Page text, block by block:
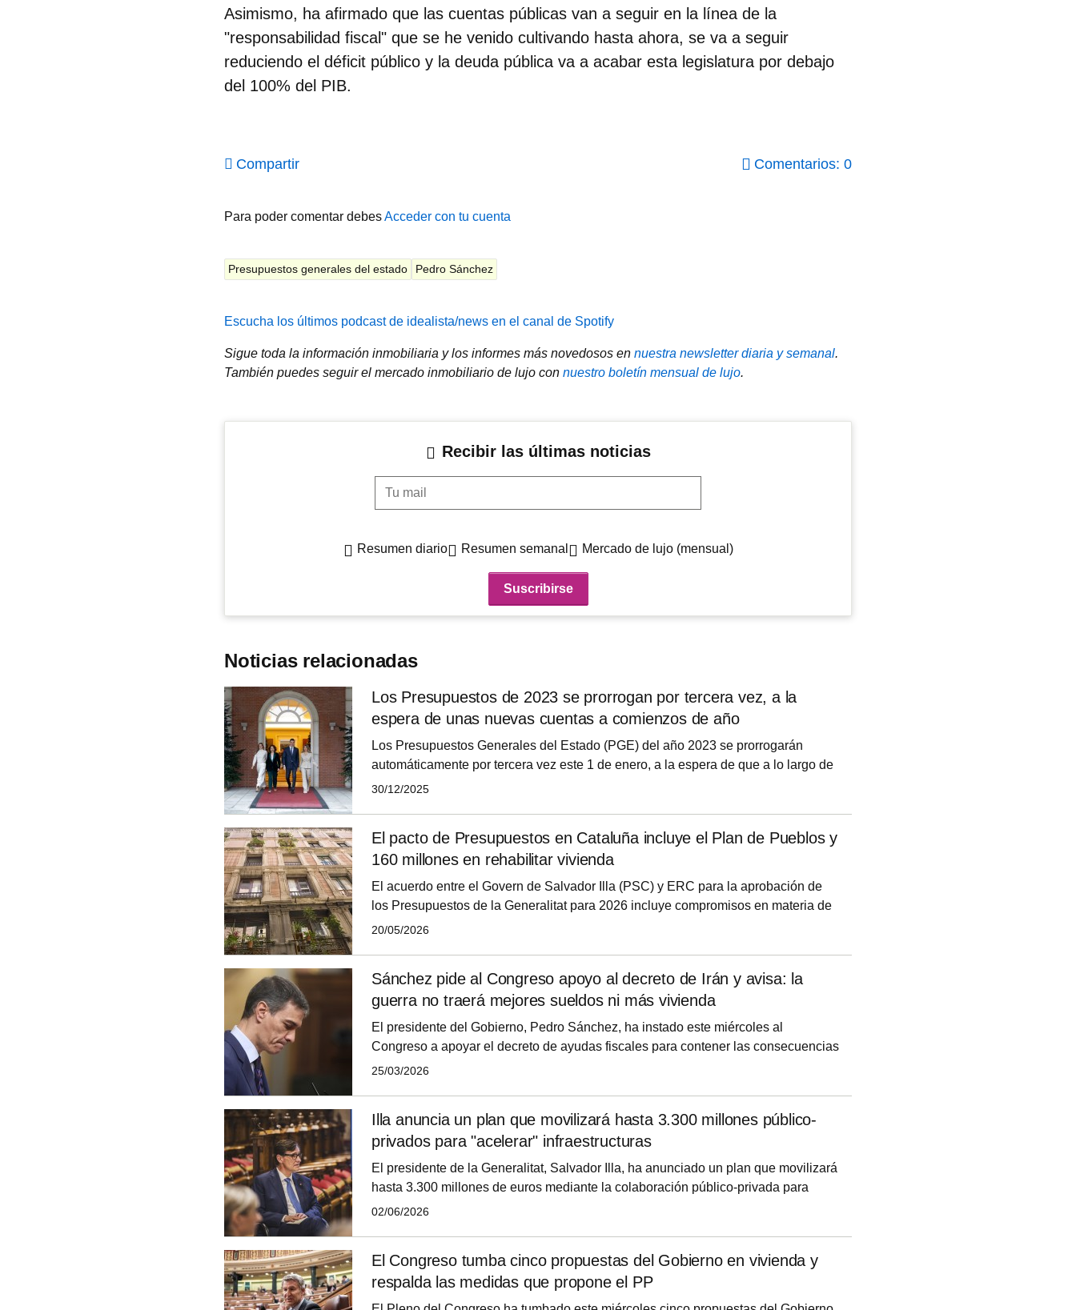
Asimismo, ha afirmado que las cuentas públicas van a seguir en la línea de la
"responsabilidad fiscal" que se he venido cultivando hasta ahora, se va a seguir
reduciendo el déficit público y la deuda pública va a acabar esta legislatura por debajo
del 100% del PIB.
Compartir Comentarios: 0
Para poder comentar debesAcceder con tu cuenta
Presupuestos generales del estado Pedro Sánchez
Escucha los últimos podcast de idealista/news en el canal de Spotify
Sigue toda la información inmobiliaria y los informes más novedosos en nuestra newsletter diaria y semanal.
También puedes seguir el mercado inmobiliario de lujo con nuestro boletín mensual de lujo.
Recibir las últimas noticias
Tu mail
Resumen diario Resumen semanal Mercado de lujo (mensual)
Noticias relacionadas
Los Presupuestos de 2023 se prorrogan por tercera vez, a la
espera de unas nuevas cuentas a comienzos de año
Los Presupuestos Generales del Estado (PGE) del año 2023 se prorrogarán
automáticamente por tercera vez este 1 de enero, a la espera de que a lo largo de
la primera parte del año el Gobierno de Pedro Sánchez presente y saque adelante
que se establecen los criterios de aplicación de la prórroga para 2026 de los
Presupuestos Ge
30/12/2025
El pacto de Presupuestos en Cataluña incluye el Plan de Pueblos y
160 millones en rehabilitar vivienda
El acuerdo entre el Govern de Salvador Illa (PSC) y ERC para la aprobación de
los Presupuestos de la Generalitat para 2026 incluye compromisos en materia de
vivienda que impulsarán un plan de rehabilitación para el que se destinarán 160
marcha el Plan de Pueblos, para municipios de menos de 5.000 habitantes, con
400 millones de eur
20/05/2026
Sánchez pide al Congreso apoyo al decreto de Irán y avisa: la
guerra no traerá mejores sueldos ni más vivienda
El presidente del Gobierno, Pedro Sánchez, ha instado este miércoles al
Congreso a apoyar el decreto de ayudas fiscales para contener las consecuencias
económicas del conflicto de Irán, al tiempo que ha avisado de la incertidumbre del
su intervención en el Congreso para rendir cuentas por la posición del Gobierno
en relación
25/03/2026
Illa anuncia un plan que movilizará hasta 3.300 millones público-
privados para "acelerar" infraestructuras
El presidente de la Generalitat, Salvador Illa, ha anunciado un plan que movilizará
hasta 3.300 millones de euros mediante la colaboración público-privada para
"acelerar" infraestructuras estratégicas de Cataluña, con el objetivo de que
se sacarán a concurso "inmediatamente" y los otros 1.500 millones en el futuro,
aunque no
02/06/2026
El Congreso tumba cinco propuestas del Gobierno en vivienda y
respalda las medidas que propone el PP